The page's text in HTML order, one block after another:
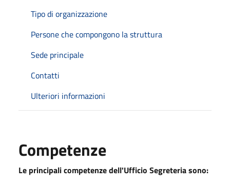
Tipo di organizzazione
Persone che compongono la struttura
Sede principale
Contatti
Ulteriori informazioni
Competenze
Le principali competenze dell'Ufficio Segreteria sono: